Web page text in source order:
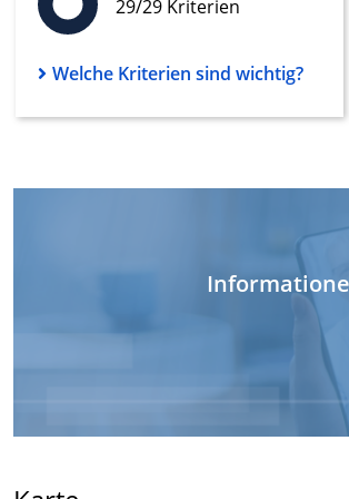
29/29 Kriterien
Welche Kriterien sind wichtig?